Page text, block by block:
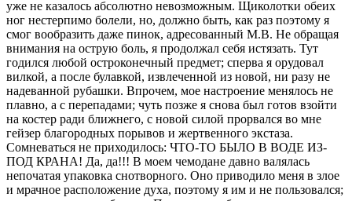
уже не казалось абсолютно невозможным. Щиколотки обеих
ног нестерпимо болели, но, должно быть, как раз поэтому я
смог вообразить даже пинок, адресованный М.В. Не обращая
внимания на острую боль, я продолжал себя истязать. Тут
годился любой остроконечный предмет; сперва я орудовал
вилкой, а после булавкой, извлеченной из новой, ни разу не
надеванной рубашки. Впрочем, мое настроение менялось не
плавно, а с перепадами; чуть позже я снова был готов взойти
на костер ради ближнего, с новой силой прорвался во мне
гейзер благородных порывов и жертвенного экстаза.
Сомневаться не приходилось: ЧТО-ТО БЫЛО В ВОДЕ ИЗ-
ПОД КРАНА! Да, да!!! В моем чемодане давно валялась
непочатая упаковка снотворного. Оно приводило меня в злое
и мрачное расположение духа, поэтому я им и не пользовался;